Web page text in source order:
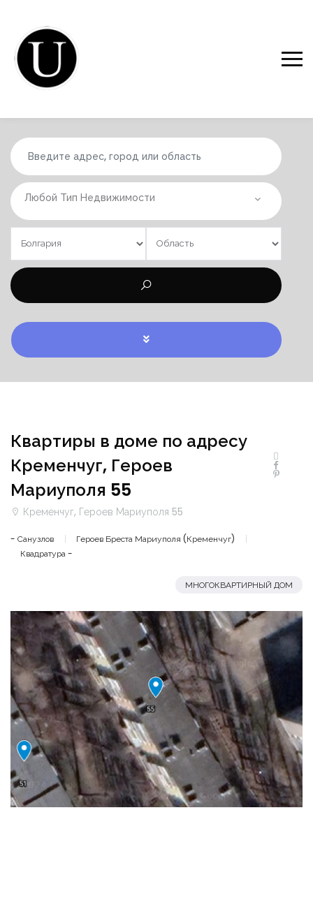
Любой Тип Недвижимости
Квартиры в доме по адресу
Кременчуг, Героев
Мариуполя 55
Кременчуг, Героев Мариуполя 55
- Санузлов
Героев Бреста Мариуполя (Кременчуг)
Квадратура -
МНОГОКВАРТИРНЫЙ ДОМ